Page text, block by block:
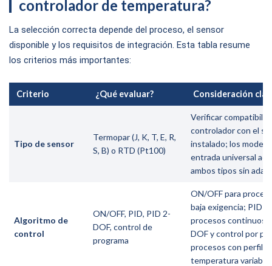
controlador de temperatura?
La selección correcta depende del proceso, el sensor
disponible y los requisitos de integración. Esta tabla resume
los criterios más importantes:
Criterio ¿Qué evaluar? Consideración
Tipo de sensor
Termopar (J, K, T, E, R,
S, B) o RTD (Pt100)
Verificar
controlador con el
instalado; los
entrada universal
ambos tipos sin
Algoritmo de
control
ON/OFF, PID, PID 2-
DOF, control de
programa
ON/OFF para
baja exigencia; PID
procesos continuos;
DOF y control por
procesos con
temperatura